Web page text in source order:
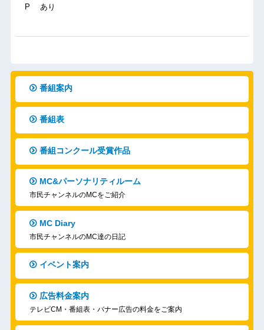
P あり
番組案内
番組表
番組コンクール受賞作品
MC&パーソナリティルーム
市民チャンネルのMCをご紹介
MC Diary
市民チャンネルのMC達の日記
イベント案内
広告料金案内
テレビCM・番組表・バナー広告の料金をご案内